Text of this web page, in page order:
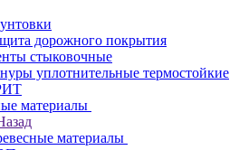
дорожного покрытия
стыковочные
уплотнительные термостойкие
материалы
материалы